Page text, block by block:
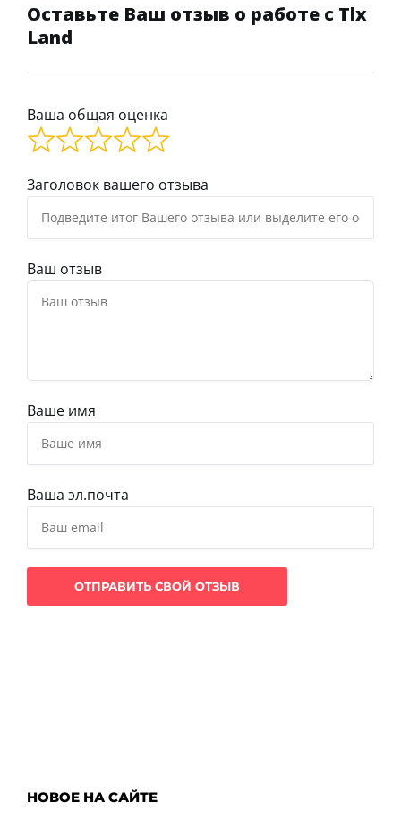
Оставьте Ваш отзыв о работе с Tlx
Land
Ваша общая оценка
Заголовок вашего отзыва
Ваш отзыв
Ваше имя
Ваша эл.почта
НОВОЕ НА САЙТЕ